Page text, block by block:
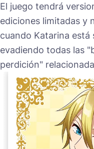
El juego tendrá
ediciones limitadas y
cuando Katarina
evadiendo todas las
perdición"